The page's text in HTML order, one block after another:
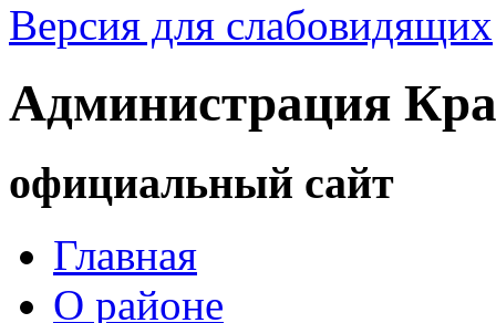
Версия для слабовидящих
Администрация
официальный сайт
Главная
О районе